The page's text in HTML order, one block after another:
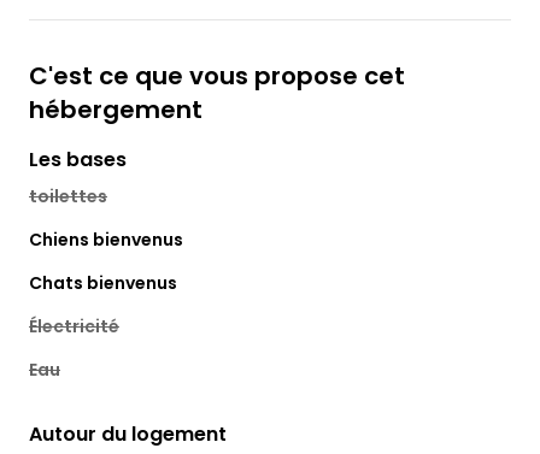
C'est ce que vous propose cet
hébergement
Les bases
toilettes
Chiens bienvenus
Chats bienvenus
Électricité
Eau
Autour du logement